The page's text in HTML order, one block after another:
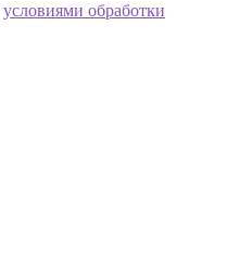
условиями обработки